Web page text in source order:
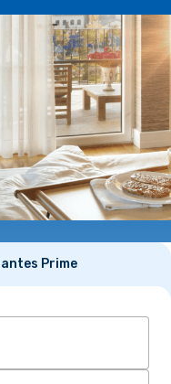
PT(€)
Prime